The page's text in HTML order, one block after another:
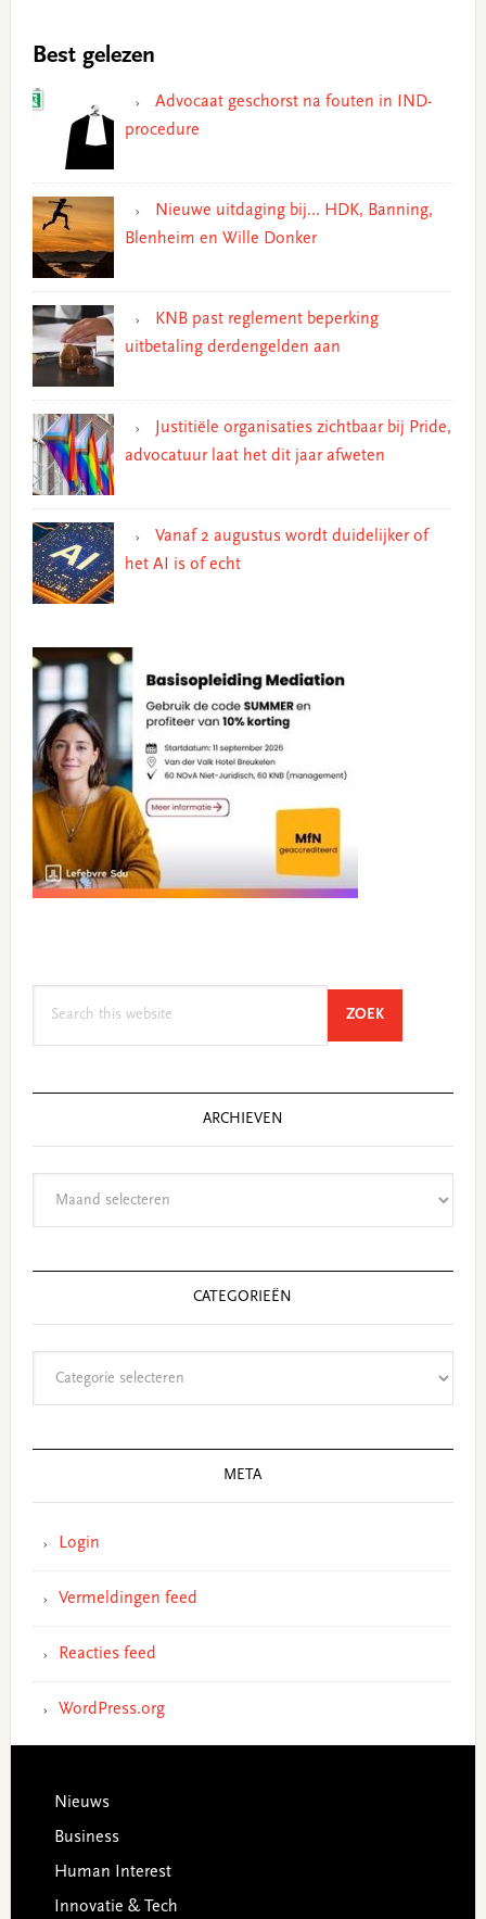
Best gelezen
Advocaat geschorst na fouten in IND-
procedure
Nieuwe uitdaging bij… HDK, Banning,
Blenheim en Wille Donker
KNB past reglement beperking
uitbetaling derdengelden aan
Justitiële organisaties zichtbaar bij Pride,
advocatuur laat het dit jaar afweten
Vanaf 2 augustus wordt duidelijker of
het AI is of echt
ZOEKSEARCH
ARCHIEVEN
CATEGORIEËN
META
Login
Vermeldingen feed
Reacties feed
WordPress.org
Footer
Nieuws
Business
Human Interest
Innovatie & Tech